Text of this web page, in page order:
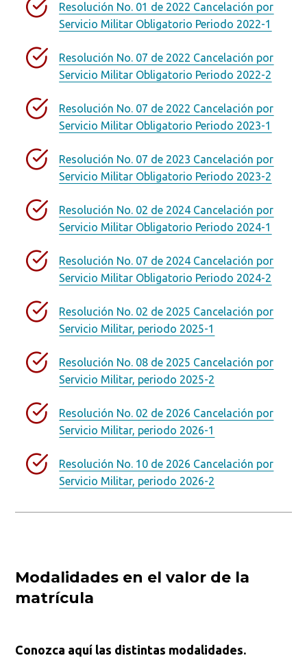
Resolución No. 01 de 2022 Cancelación por
Servicio Militar Obligatorio Periodo 2022-1
Resolución No. 07 de 2022 Cancelación por
Servicio Militar Obligatorio Periodo 2022-2
Resolución No. 07 de 2022 Cancelación por
Servicio Militar Obligatorio Periodo 2023-1
Resolución No. 07 de 2023 Cancelación por
Servicio Militar Obligatorio Periodo 2023-2
Resolución No. 02 de 2024 Cancelación por
Servicio Militar Obligatorio Periodo 2024-1
Resolución No. 07 de 2024 Cancelación por
Servicio Militar Obligatorio Periodo 2024-2
Resolución No. 02 de 2025 Cancelación por
Servicio Militar, periodo 2025-1
Resolución No. 08 de 2025 Cancelación por
Servicio Militar, periodo 2025-2
Resolución No. 02 de 2026 Cancelación por
Servicio Militar, periodo 2026-1
Resolución No. 10 de 2026 Cancelación por
Servicio Militar, periodo 2026-2
Modalidades en el valor de la
matrícula
Conozca aquí las distintas modalidades.